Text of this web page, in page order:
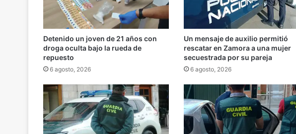
Detenido un joven de 21 años con
droga oculta bajo la rueda de
repuesto
6 agosto, 2026
Un mensaje de auxilio permitió
rescatar en Zamora a una mujer
secuestrada por su pareja
6 agosto, 2026